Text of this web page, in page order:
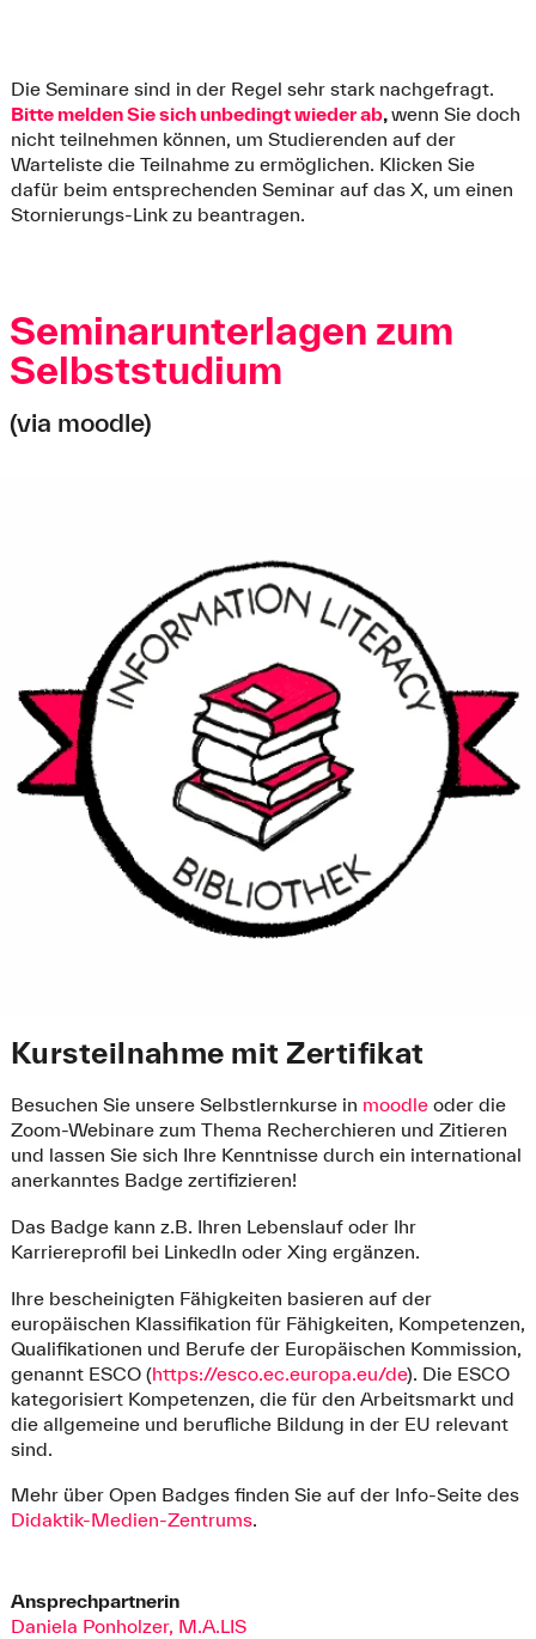
Die Seminare sind in der Regel sehr stark nachgefragt.
Bitte melden Sie sich unbedingt wieder ab,wenn Sie doch
nicht teilnehmen können, um Studierenden auf der
Warteliste die Teilnahme zu ermöglichen. Klicken Sie
dafür beim entsprechenden Seminar auf das X, um einen
Stornierungs-Link zu beantragen.
Seminarunterlagen zum
Selbststudium
(via moodle)
Kursteilnahme mit Zertifikat
Besuchen Sie unsere Selbstlernkurse in moodleoder die
Zoom-Webinare zum Thema Recherchieren und Zitieren
und lassen Sie sich Ihre Kenntnisse durch ein international
anerkanntes Badge zertifizieren!
Das Badge kann z.B. Ihren Lebenslauf oder Ihr
Karriereprofil bei LinkedIn oder Xing ergänzen.
Ihre bescheinigten Fähigkeiten basieren auf der
europäischen Klassifikation für Fähigkeiten, Kompetenzen,
Qualifikationen und Berufe der Europäischen Kommission,
genannt ESCO (https://esco.ec.europa.eu/de). Die ESCO
kategorisiert Kompetenzen, die für den Arbeitsmarkt und
die allgemeine und berufliche Bildung in der EU relevant
sind.
Mehr über Open Badges finden Sie auf der Info-Seite des
Didaktik-Medien-Zentrums.
Ansprechpartnerin
Daniela Ponholzer, M.A.LIS